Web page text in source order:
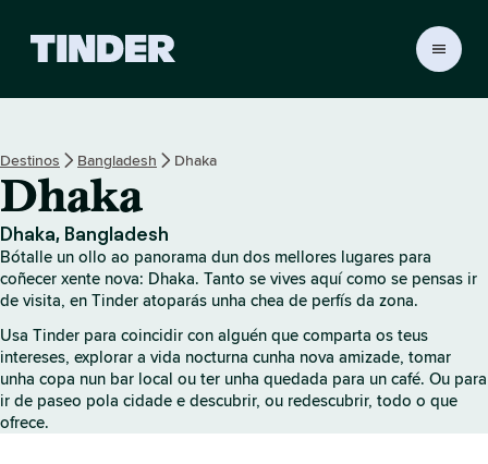
r
e
Destinos Bangladesh Dhaka
Dhaka
Dhaka, Bangladesh
Bótalle un ollo ao panorama dun dos mellores lugares para
coñecer xente nova: Dhaka. Tanto se vives aquí como se pensas ir
de visita, en Tinder atoparás unha chea de perfís da zona.
Usa Tinder para coincidir con alguén que comparta os teus
intereses, explorar a vida nocturna cunha nova amizade, tomar
unha copa nun bar local ou ter unha quedada para un café. Ou para
ir de paseo pola cidade e descubrir, ou redescubrir, todo o que
ofrece.